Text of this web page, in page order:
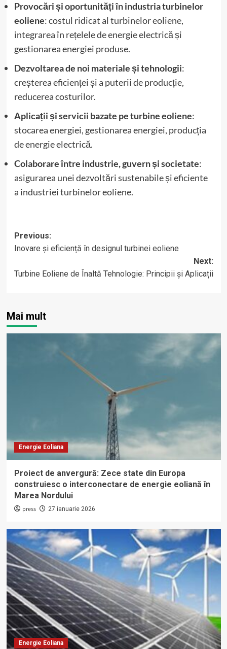
Provocări și oportunități în industria turbinelor
eoliene: costul ridicat al turbinelor eoliene,
integrarea în rețelele de energie electrică și
gestionarea energiei produse.
Dezvoltarea de noi materiale și tehnologii:
creșterea eficienței și a puterii de producție,
reducerea costurilor.
Aplicații și servicii bazate pe turbine eoliene:
stocarea energiei, gestionarea energiei, producția
de energie electrică.
Colaborare între industrie, guvern și societate:
asigurarea unei dezvoltări sustenabile și eficiente
a industriei turbinelor eoliene.
Post
navigation
Previous:
Inovare și eficiență în designul turbinei eoliene
Next:
Turbine Eoliene de Înaltă Tehnologie: Principii și Aplicații
Mai mult
Energie Eoliana
Proiect de anvergură: Zece state din Europa
construiesc o interconectare de energie eoliană în
Marea Nordului
press 27 ianuarie 2026
Energie Eoliana